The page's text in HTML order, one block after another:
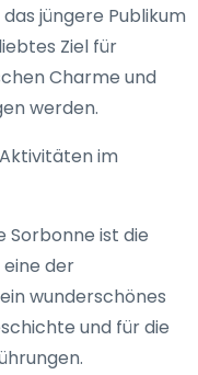
jüngere Publikum
Ziel für
Charme und
werden.
im
Sorbonne ist die
der
wunderschönes
und für die